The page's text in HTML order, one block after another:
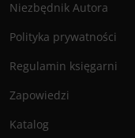
Niezbędnik Autora
Polityka prywatności
Regulamin księgarni
Zapowiedzi
Katalog